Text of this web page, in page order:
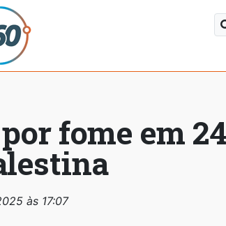
fome em
às 17:07